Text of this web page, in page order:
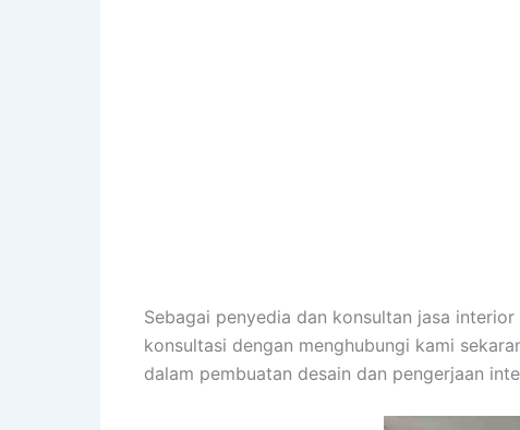
Sebagai penyedia dan konsultan jasa
konsultasi dengan menghubungi kami
dalam pembuatan desain dan pengerjaan